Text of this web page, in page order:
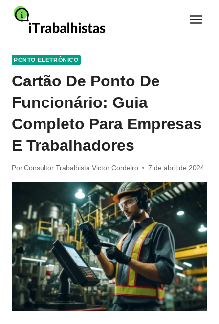
Pular
para
PONTO ELETRÔNICO
Cartão De Ponto De
Funcionário: Guia
Completo Para Empresas
E Trabalhadores
Por Consultor Trabalhista Victor Cordeiro 7 de abril de 2024